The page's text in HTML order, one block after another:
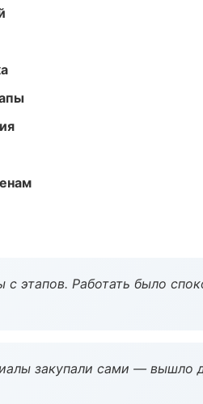
этапов. Работать было
закупали сами — вышло